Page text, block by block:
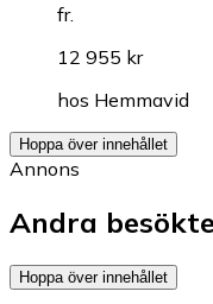
fr.
12 955 kr
hos Hemmavid
Hoppa över innehållet
Annons
Andra
Hoppa över innehållet